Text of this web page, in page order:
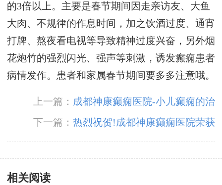
的3倍以上。主要是春节期间因走亲访友、大鱼
大肉、不规律的作息时间，加之饮酒过度、通宵
打牌、熬夜看电视等导致精神过度兴奋，另外烟
花炮竹的强烈闪光、强声等刺激，诱发癫痫患者
病情发作。患者和家属春节期间要多多注意哦。
上一篇： 成都神康癫痫医院-小儿癫痫的治
下一篇：热烈祝贺!成都神康癫痫医院荣获
质量榜样-2022年度传媒大奖「十佳金口碑医
相关阅读